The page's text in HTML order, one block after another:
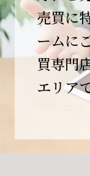
この節目を無
は、日頃より
力添えをい
支えてくだ
げであり、
10年という
ただき、今
しかしなが
る企業へと成
売買に
ームに
買専門
エリア